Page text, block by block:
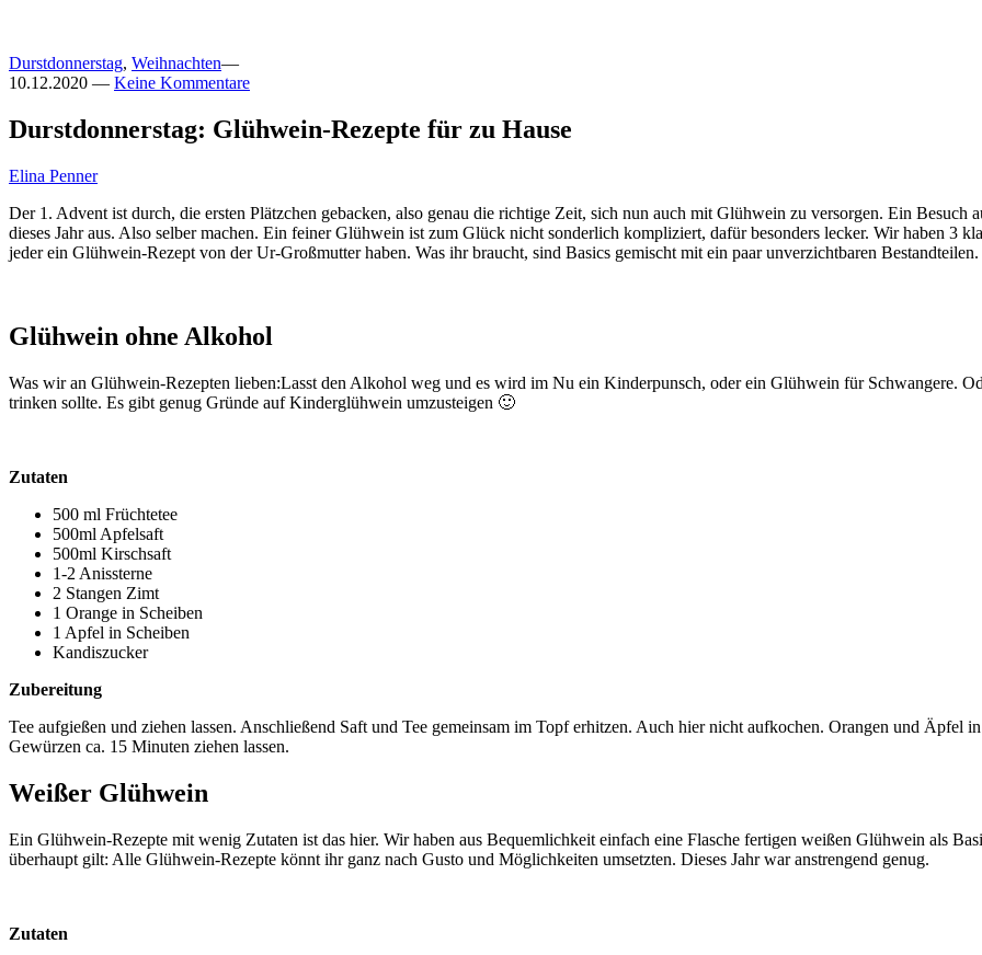
Durstdonnerstag, Weihnachten—
10.12.2020 — Keine Kommentare
Durstdonnerstag: Glühwein-Rezepte für zu Hause
Elina Penner
Der 1. Advent ist durch, die ersten Plätzchen gebacken, also genau die richtige Zeit, sich nun auch mit Glühwein zu versorgen. Ein Besuch
dieses Jahr aus. Also selber machen. Ein feiner Glühwein ist zum Glück nicht sonderlich kompliziert, dafür besonders lecker. Wir haben 3
jeder ein Glühwein-Rezept von der Ur-Großmutter haben. Was ihr braucht, sind Basics gemischt mit ein paar unverzichtbaren Bestandteilen.
Glühwein ohne Alkohol
Was wir an Glühwein-Rezepten lieben:Lasst den Alkohol weg und es wird im Nu ein Kinderpunsch, oder ein Glühwein für Schwangere.
trinken sollte. Es gibt genug Gründe auf Kinderglühwein umzusteigen 🙂
Zutaten
500 ml Früchtetee
500ml Apfelsaft
500ml Kirschsaft
1-2 Anissterne
2 Stangen Zimt
1 Orange in Scheiben
1 Apfel in Scheiben
Kandiszucker
Zubereitung
Tee aufgießen und ziehen lassen. Anschließend Saft und Tee gemeinsam im Topf erhitzen. Auch hier nicht aufkochen. Orangen und Äpfel
Gewürzen ca. 15 Minuten ziehen lassen.
Weißer Glühwein
Ein Glühwein-Rezepte mit wenig Zutaten ist das hier. Wir haben aus Bequemlichkeit einfach eine Flasche fertigen weißen Glühwein als
überhaupt gilt: Alle Glühwein-Rezepte könnt ihr ganz nach Gusto und Möglichkeiten umsetzten. Dieses Jahr war anstrengend genug.
Zutaten